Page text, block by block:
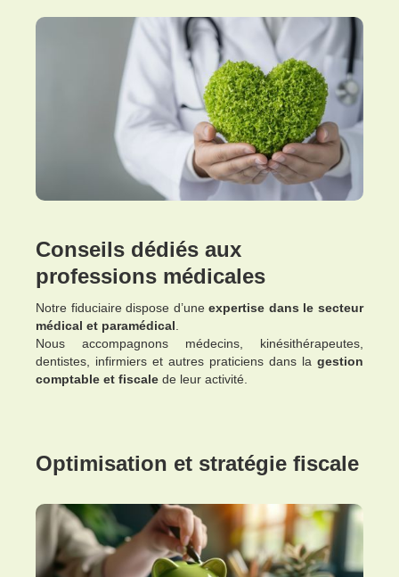
Conseils dédiés aux
professions médicales
Notre fiduciaire dispose d’uneexpertise dans le secteur
médical et paramédical
Nous accompagnons médecins, kinésithérapeutes,
dentistes, infirmiers et autres praticiens dans la gestion
comptable et fiscale de leur activité.
Optimisation et stratégie fiscale